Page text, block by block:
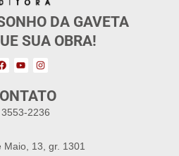
DA GAVETA
SUA OBRA!
2236
13, gr. 1301